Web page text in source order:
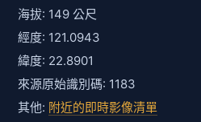
海拔: 149 公尺
經度: 121.0943
緯度: 22.8901
來源原始識別碼: 1183
其他: 附近的即時影像清單